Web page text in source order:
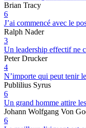
Brian Tracy
6
J’ai commencé avec le
Ralph Nader
3
Un leadership effectif ne
Peter Drucker
4
N’importe qui peut tenir
Publilius Syrus
6
Un grand homme attire
Johann Wolfgang Von
6